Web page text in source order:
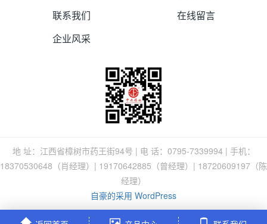
联系我们
在线留言
企业风采
地 址：江西省樟树市药王街94号 | 电 话：0795-7339994 | 手机：
18370530648（肖经理）| 19170642885（曾经理）| 18720609197（陈
经理）
自豪的采用 WordPress